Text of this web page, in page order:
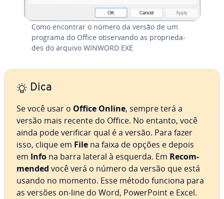
Como encontrar o número da versão de um
programa do Office ob­ser­vando as pro­pri­e­da­
des do arquivo WINWORD.EXE
Dica
Se você usar o Office Online, sempre terá a
versão mais recente do Office. No entanto, você
ainda pode verificar qual é a versão. Para fazer
isso, clique em File na faixa de opções e depois
em Info na barra lateral à esquerda. Em Re­com­
men­ded você verá o número da versão que está
usando no momento. Esse método funciona para
as versões on-line do Word, Power­Point e Excel.